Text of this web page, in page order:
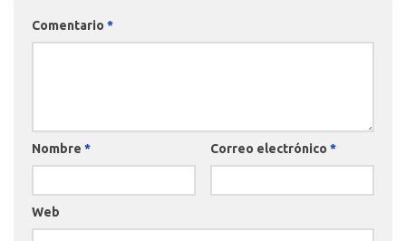
Comentario *
Nombre * Correo electrónico *
Web